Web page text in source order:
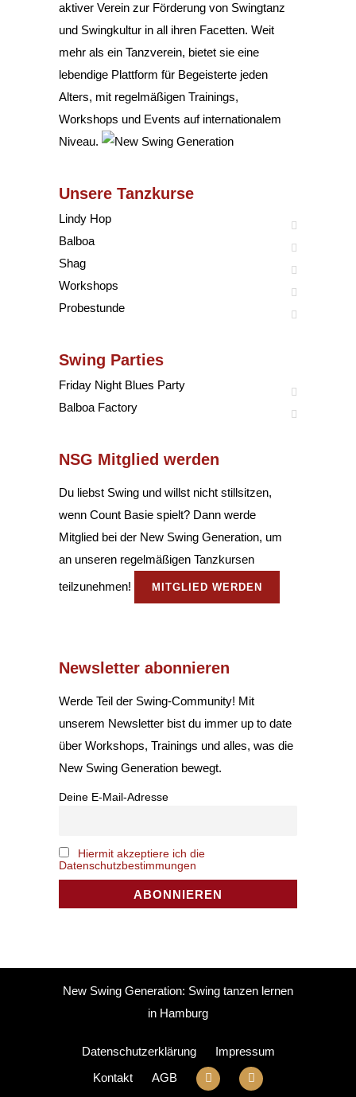
aktiver Verein zur Förderung von Swingtanz
und Swingkultur in all ihren Facetten. Weit
mehr als ein Tanzverein, bietet sie eine
lebendige Plattform für Begeisterte jeden
Alters, mit regelmäßigen Trainings,
Workshops und Events auf internationalem
Niveau.
Unsere Tanzkurse
Lindy Hop
Balboa
Shag
Workshops
Probestunde
Swing Parties
Friday Night Blues Party
Balboa Factory
NSG Mitglied werden
Du liebst Swing und willst nicht stillsitzen,
wenn Count Basie spielt? Dann werde
Mitglied bei der New Swing Generation, um
an unseren regelmäßigen Tanzkursen
teilzunehmen!
MITGLIED WERDEN
Newsletter abonnieren
Werde Teil der Swing-Community! Mit
unserem Newsletter bist du immer up to date
über Workshops, Trainings und alles, was die
New Swing Generation bewegt.
Deine E-Mail-Adresse
Hiermit akzeptiere ich die
Datenschutzbestimmungen
New Swing Generation: Swing tanzen lernen
in Hamburg
Datenschutzerklärung
Impressum
Kontakt
AGB